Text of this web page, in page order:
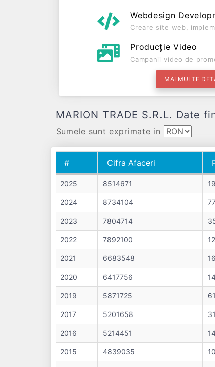
Webdesign
Creare site web,
Producție Video
Campanii video de
MAI MULTE
MARION TRADE S.R.L.
Sumele sunt exprimate in
# Cifra Afaceri
#
Cifra Afaceri
2025 8514671
2024 8734104
2023 7804714
2022 7892100
2021 6683548
2020 6417756
2019 5871725
2017 5201658
2016 5214451
2015 4839035